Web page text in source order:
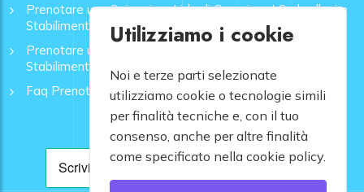
Prenotare una Spiaggia a Lido di Camaiore | Ombrelloni e
Stabilimenti - GoToMare
Prenotare una Spiaggia a Rapallo | Ombrelloni e
Stabilimenti - GoToMare
Faq Prenotazione Spiagge
Utilizziamo i cookie
Noi e terze parti selezionate
utilizziamo cookie o tecnologie simili
per finalità tecniche e, con il tuo
consenso, anche per altre finalità
come specificato nella cookie policy.